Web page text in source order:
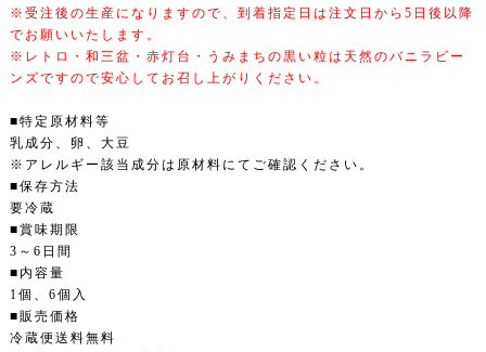
※受注後の生産になりますので、到着指定日は注文日から5日後以降
でお願いいたします。
※レトロ・和三盆・赤灯台・うみまちの黒い粒は天然のバニラビー
ンズですので安心してお召し上がりください。
■特定原材料等
乳成分、卵、大豆
※アレルギー該当成分は原材料にてご確認ください。
■保存方法
要冷蔵
■賞味期限
3～6日間
■内容量
1個、6個入
■販売価格
冷蔵便送料無料